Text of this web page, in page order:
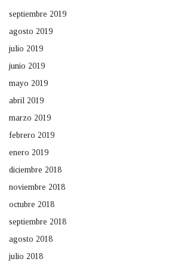
septiembre 2019
agosto 2019
julio 2019
junio 2019
mayo 2019
abril 2019
marzo 2019
febrero 2019
enero 2019
diciembre 2018
noviembre 2018
octubre 2018
septiembre 2018
agosto 2018
julio 2018